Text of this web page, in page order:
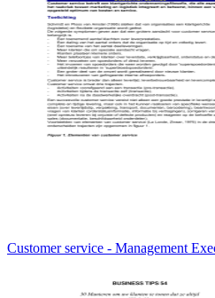
Customer service - Management